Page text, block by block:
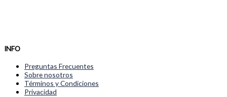
INFO
Preguntas Frecuentes
Sobre nosotros
Términos y Condiciones
Privacidad